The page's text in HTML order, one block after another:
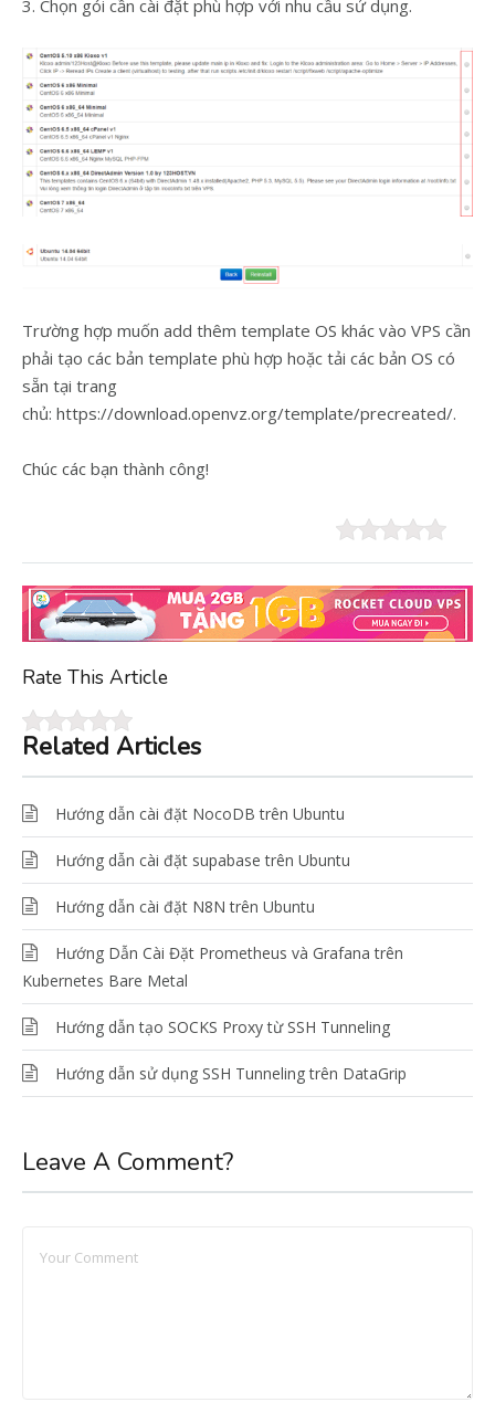
3. Chọn gói cần cài đặt phù hợp với nhu cầu sử dụng.
Trường hợp muốn add thêm template OS khác vào VPS cần
phải tạo các bản template phù hợp hoặc tải các bản OS có
sẵn tại trang
chủ: https://download.openvz.org/template/precreated/.
Chúc các bạn thành công!
Rate This Article
Related Articles
Hướng dẫn cài đặt NocoDB trên Ubuntu
Hướng dẫn cài đặt supabase trên Ubuntu
Hướng dẫn cài đặt N8N trên Ubuntu
Hướng Dẫn Cài Đặt Prometheus và Grafana trên
Kubernetes Bare Metal
Hướng dẫn tạo SOCKS Proxy từ SSH Tunneling
Hướng dẫn sử dụng SSH Tunneling trên DataGrip
Leave A Comment?